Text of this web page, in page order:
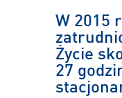
W 2015
Życie
27